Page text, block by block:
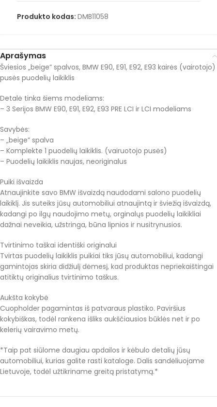
Produkto kodas: DMB11058
Aprašymas
Šviesios „beige” spalvos, BMW E90, E91, E92, E93 kairės (vairotojo)
pusės puodelių laikiklis
Detalė tinka šiems modeliams:
– 3 Serijos BMW E90, E91, E92, E93 PRE LCI ir LCI modeliams
Savybės:
– „beige” spalva
– Komplekte 1 puodelių laikiklis. (vairuotojo pusės)
– Puodelių laikiklis naujas, neoriginalus
Puiki išvaizda
Atnaujinkite savo BMW išvaizdą naudodami salono puodelių
laikiklį. Jis suteiks jūsų automobiliui atnaujintą ir šviežią išvaizdą,
kadangi po ilgų naudojimo metų, orginalųs puodelių laikikliai
dažnai neveikia, užstringa, būna lipnios ir nusitrynusios.
Tvirtinimo taškai identiški originalui
Tvirtas puodelių laikiklis puikiai tiks jūsų automobiliui, kadangi
gamintojas skiria didžiulį dėmesį, kad produktas nepriekaištingai
atitiktų originalius tvirtinimo taškus.
Aukšta kokybė
Cuopholder pagamintas iš patvaraus plastiko. Paviršius
kokybiškas, todėl rankena išliks aukščiausios būklės net ir po
kelerių vairavimo metų.
*Taip pat siūlome daugiau apdailos ir kėbulo detalių jūsų
automobiliui, kurias galite rasti kataloge. Dalis sandėliuojame
Lietuvoje, todėl užtikriname greitą pristatymą.*